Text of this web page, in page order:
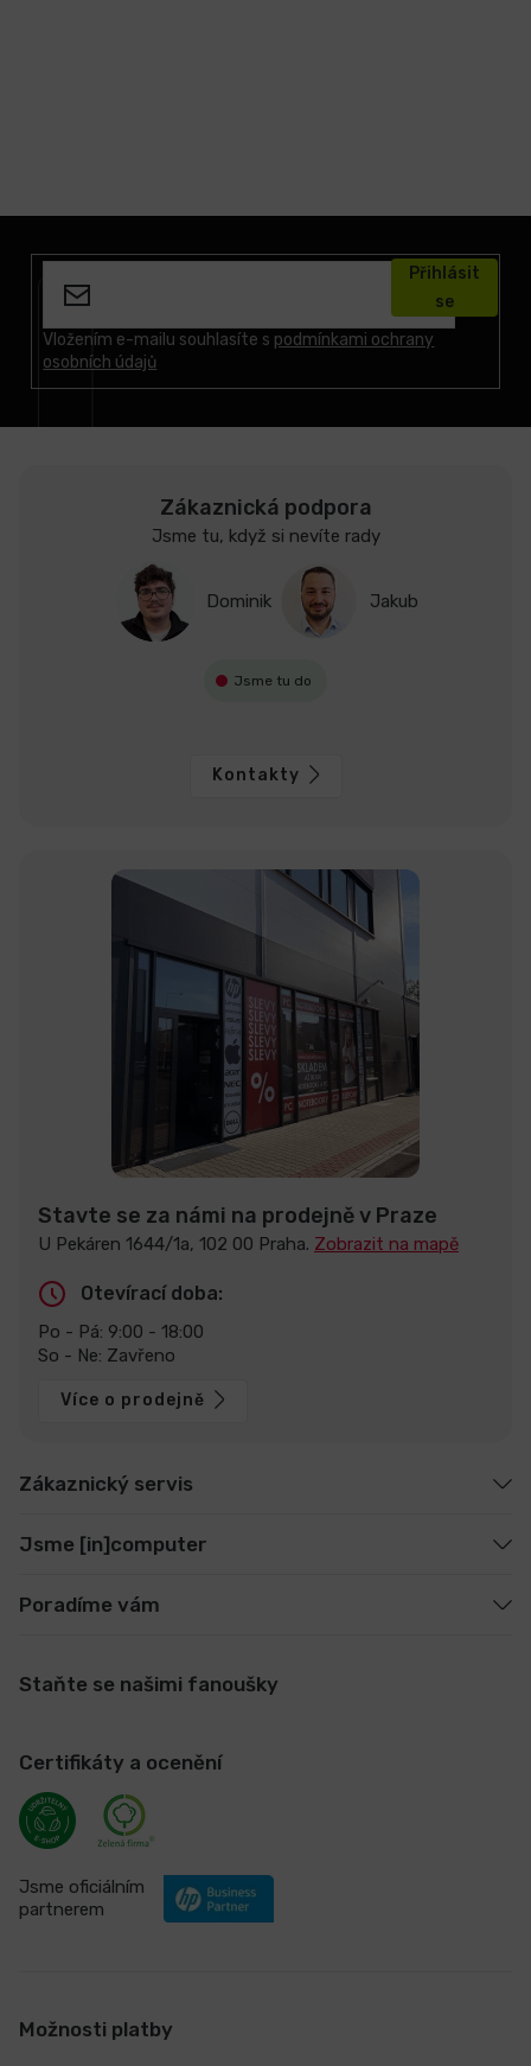
Vložením e-mailu souhlasíte s podmínkami ochrany
osobních údajů
Přihlásit
se
Zákaznická podpora
Jsme tu, když si nevíte rady
Dominik Jakub
Jsme tu do
Kontakty
Stavte se za námi na prodejně v Praze
U Pekáren 1644/1a, 102 00 Praha. Zobrazit na mapě
Otevírací doba:
Po - Pá: 9:00 - 18:00
So - Ne: Zavřeno
Více o prodejně
Zákaznický servis
Jsme [in]computer
Poradíme vám
Staňte se našimi fanoušky
Certifikáty a ocenění
Jsme oficiálním
partnerem
Možnosti platby